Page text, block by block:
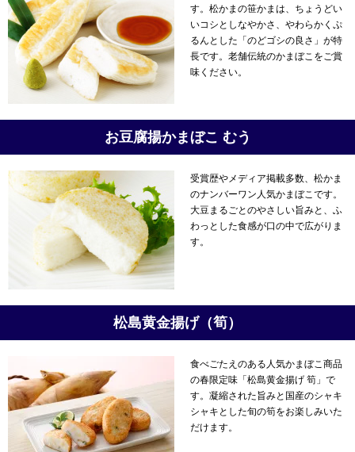
す。松かまの笹かまは、ちょうどい
いコシとしなやかさ、やわらかくぷ
るんとした「のどゴシの良さ」が特
長です。老舗伝統のかまぼこをご賞
味ください。
お豆腐揚かまぼこ むう
受賞歴やメディア掲載多数、松かま
のナンバーワン人気かまぼこです。
大豆まるごとのやさしい旨みと、ふ
わっとした食感が口の中で広がりま
す。
松島黄金揚げ（筍）
食べごたえのある人気かまぼこ商品
の春限定味「松島黄金揚げ 筍」で
す。凝縮された旨みと国産のシャキ
シャキとした旬の筍をお楽しみいた
だけます。